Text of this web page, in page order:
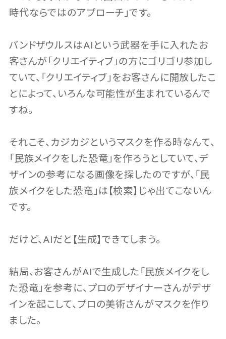
時代ならではのアプローチ」です。
バンドザウルスはAIという武器を手に入れたお
客さんが「クリエイティブ」の方にゴリゴリ参加し
ていて、「クリエイティブ」をお客さんに開放したこ
とによって、いろんな可能性が生まれているんで
すね。
それこそ、カジカジというマスクを作る時なんて、
「民族メイクをした恐竜」を作ろうとしていて、デ
ザインの参考になる画像を探したのですが、「民
族メイクをした恐竜」は【検索】じゃ出てこないん
です。
だけど、AIだと【生成】できてしまう。
結局、お客さんがAIで生成した「民族メイクをし
た恐竜」を参考に、プロのデザイナーさんがデザ
インを起こして、プロの美術さんがマスクを作り
ました。